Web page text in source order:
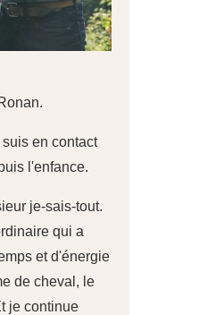
en contact
l'enfance.
je-sais-tout.
qui a
et d'énergie
de cheval, le
je continue